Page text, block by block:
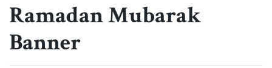
Ramadan Mubarak
Banner